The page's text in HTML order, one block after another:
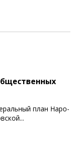
план Наро-
...